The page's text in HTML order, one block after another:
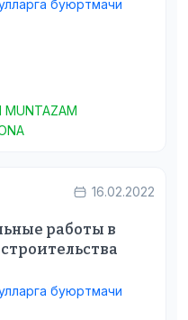
буюртмачи
MUNTAZAM
16.02.2022
работы в
буюртмачи